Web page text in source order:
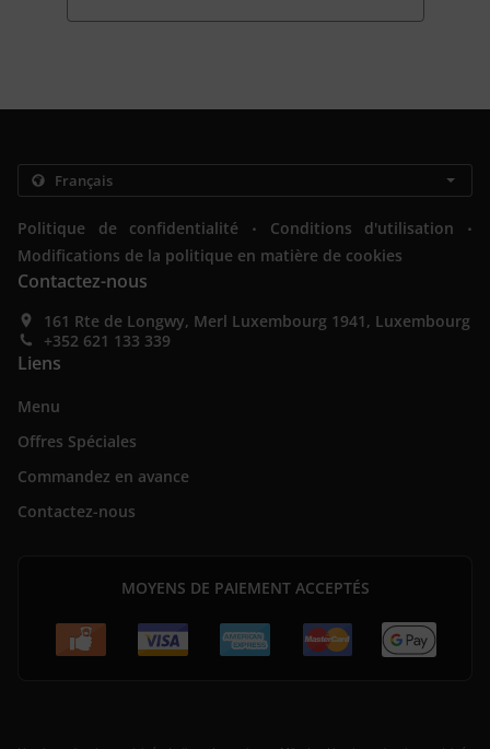
Politique de confidentialité . Conditions d'utilisation .
Modifications de la politique en matière de cookies
Contactez-nous
161 Rte de Longwy, Merl Luxembourg 1941, Luxembourg
+352 621 133 339
Liens
Menu
Offres Spéciales
Commandez en avance
Contactez-nous
MOYENS DE PAIEMENT ACCEPTÉS